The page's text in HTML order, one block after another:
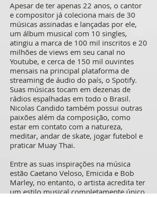
Apesar de ter apenas 22 anos, o cantor
e compositor já coleciona mais de 30
músicas assinadas e lançadas por ele,
um álbum musical com 10 singles,
atingiu a marca de 100 mil inscritos e 20
milhões de views em seu canal no
Youtube, e cerca de 150 mil ouvintes
mensais na principal plataforma de
streaming de áudio do país, o Spotify.
Suas músicas tocam em dezenas de
rádios espalhadas em todo o Brasil.
Nicolas Candido também possui outras
paixões além da composição, como
estar em contato com a natureza,
meditar, andar de skate, jogar futebol e
praticar Muay Thai.
Entre as suas inspirações na música
estão Caetano Veloso, Emicida e Bob
Marley, no entanto, o artista acredita ter
um estilo musical completamente único.